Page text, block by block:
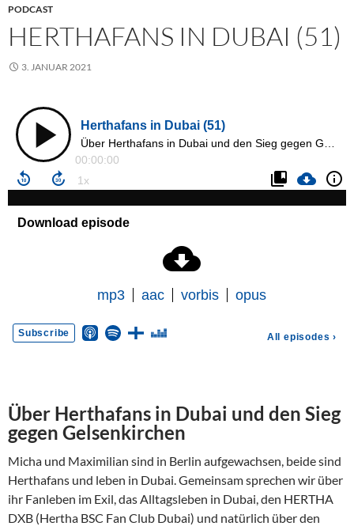
PODCAST
HERTHAFANS IN DUBAI (51)
3. JANUAR 2021
Über Herthafans in Dubai und den Sieg
gegen Gelsenkirchen
Micha und Maximilian sind in Berlin aufgewachsen, beide sind
Herthafans und leben in Dubai. Gemeinsam sprechen wir über
ihr Fanleben im Exil, das Alltagsleben in Dubai, den HERTHA
DXB (Hertha BSC Fan Club Dubai) und natürlich über den